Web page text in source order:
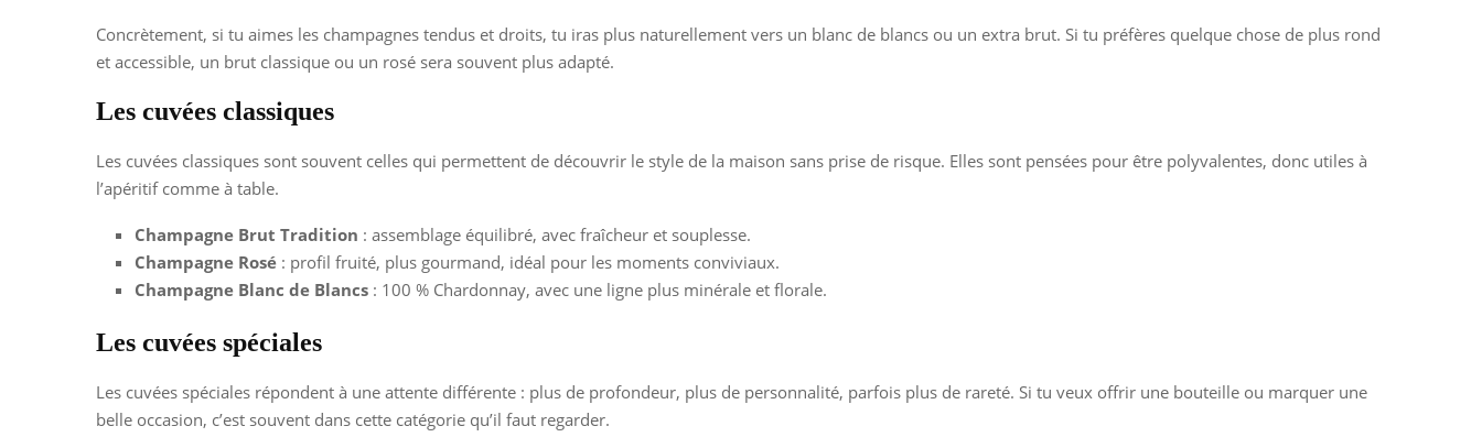
Concrètement, si tu aimes les champagnes tendus et droits, tu iras plus naturellement vers un blanc de blancs ou un extra brut. Si tu préfères quelque chose de plus rond
et accessible, un brut classique ou un rosé sera souvent plus adapté.
Les cuvées classiques
Les cuvées classiques sont souvent celles qui permettent de découvrir le style de la maison sans prise de risque. Elles sont pensées pour être polyvalentes, donc utiles à
l’apéritif comme à table.
Champagne Brut Tradition : assemblage équilibré, avec fraîcheur et souplesse.
Champagne Rosé : profil fruité, plus gourmand, idéal pour les moments conviviaux.
Champagne Blanc de Blancs : 100 % Chardonnay, avec une ligne plus minérale et florale.
Les cuvées spéciales
Les cuvées spéciales répondent à une attente différente : plus de profondeur, plus de personnalité, parfois plus de rareté. Si tu veux offrir une bouteille ou marquer une
belle occasion, c’est souvent dans cette catégorie qu’il faut regarder.